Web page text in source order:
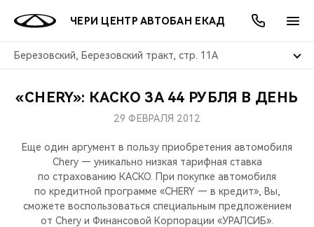
ЧЕРИ ЦЕНТР АВТОБАН ЕКАД
Березовский, Березовский тракт, стр. 11А
МОДЕЛИ
КРОССОВЕРЫ
ПОКУПАТЕЛЯМ
КРЕДИТ И СТРАХОВАНИЕ
ВЛАДЕЛЬЦАМ
ЗАПЧАСТИ И АКСЕССУАРЫ
ПОДДЕРЖКА
МИР CHERY
О БРЕНДЕ
CHERY В СОЦСЕТЯХ
АКЦИИ
ОНЛАЙН СЕРВИСЫ
КРЕДИТ
О КОМПАНИИ
МЫ В СОЦСЕТЯХ
«CHERY»: КАСКО ЗА 44 РУБЛЯ В ДЕНЬ
29 ФЕВРАЛЯ 2012
Еще один аргумент в пользу приобретения автомобиля
Chery — уникально низкая тарифная ставка
по страхованию КАСКО. При покупке автомобиля
по кредитной программе «CHERY — в кредит», Вы,
сможете воспользоваться специальным предложением
от Chery и Финансовой Корпорации «УРАЛСИБ».